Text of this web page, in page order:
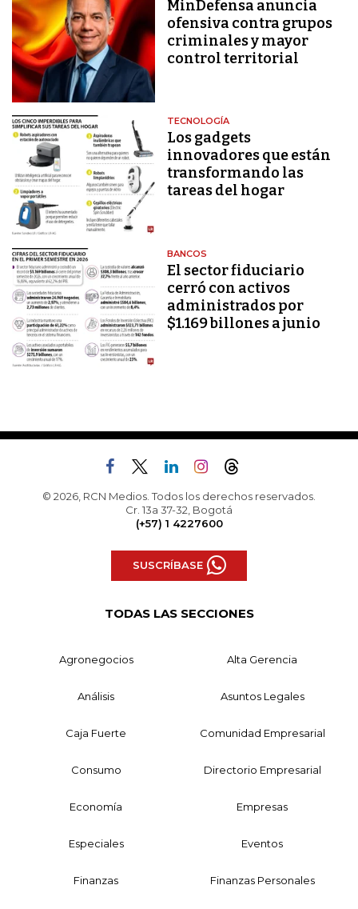
MinDefensa anuncia
ofensiva contra grupos
criminales y mayor
control territorial
TECNOLOGÍA
Los gadgets
innovadores que están
transformando las
tareas del hogar
BANCOS
El sector fiduciario
cerró con activos
administrados por
$1.169 billones a junio
© 2026, RCN Medios. Todos los derechos reservados.
Cr. 13a 37-32, Bogotá
(+57) 1 4227600
SUSCRÍBASE
TODAS LAS SECCIONES
Agronegocios Alta Gerencia
Análisis Asuntos Legales
Caja Fuerte Comunidad Empresarial
Consumo Directorio Empresarial
Economía Empresas
Especiales Eventos
Finanzas Finanzas Personales